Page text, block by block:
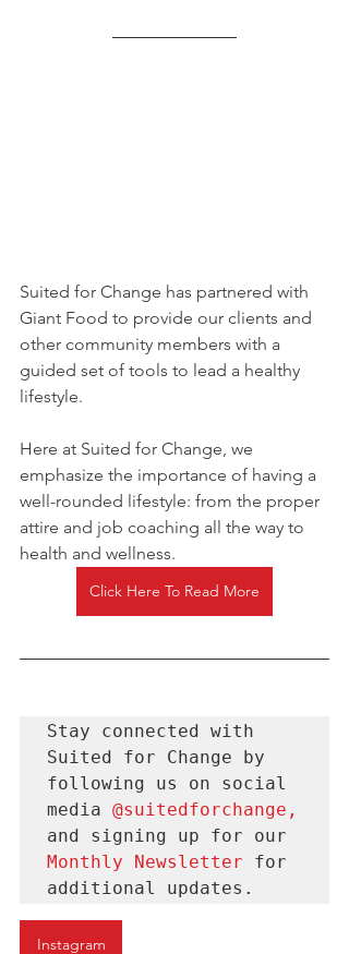
Suited for Change has partnered with
Giant Food to provide our clients and
other community members with a
guided set of tools to lead a healthy
lifestyle.
Here at Suited for Change, we
emphasize the importance of having a
well-rounded lifestyle: from the proper
attire and job coaching all the way to
health and wellness.
Click Here To Read More
Stay connected with
Suited for Change by
following us on social
media @suitedforchange
Monthly Newsletter for
additional updates.
Instagram